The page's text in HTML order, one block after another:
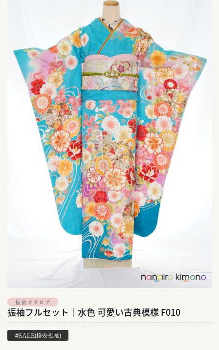
振袖カタログ
振袖フルセット｜水色 可愛い古典模様 F010
#SALE(格安振袖)